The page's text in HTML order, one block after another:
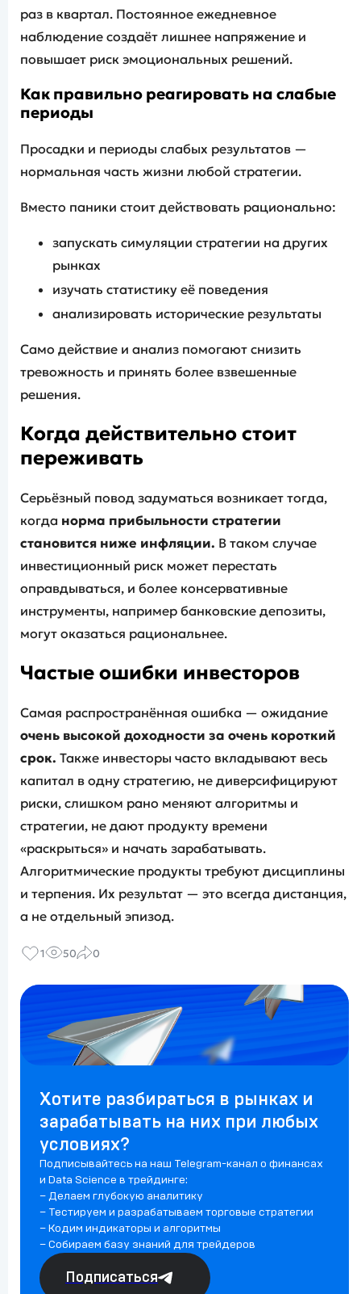
раз в квартал. Постоянное ежедневное
наблюдение создаёт лишнее напряжение и
повышает риск эмоциональных решений.
Как правильно реагировать на слабые
периоды
Просадки и периоды слабых результатов —
нормальная часть жизни любой стратегии.
Вместо паники стоит действовать рационально:
запускать симуляции стратегии на других
рынках
изучать статистику её поведения
анализировать исторические результаты
Само действие и анализ помогают снизить
тревожность и принять более взвешенные
решения.
Когда действительно стоит
переживать
Серьёзный повод задуматься возникает тогда,
когда норма прибыльности стратегии
становится ниже инфляции. В таком случае
инвестиционный риск может перестать
оправдываться, и более консервативные
инструменты, например банковские депозиты,
могут оказаться рациональнее.
Частые ошибки инвесторов
Самая распространённая ошибка — ожидание
очень высокой доходности за очень короткий
срок. Также инвесторы часто вкладывают весь
капитал в одну стратегию, не диверсифицируют
риски, слишком рано меняют алгоритмы и
стратегии, не дают продукту времени
«раскрыться» и начать зарабатывать.
Алгоритмические продукты требуют дисциплины
и терпения. Их результат — это всегда дистанция,
а не отдельный эпизод.
1 50 0
Хотите разбираться в рынках и
зарабатывать на них при любых
условиях?
Подписывайтесь на наш Telegram-канал о финансах
и Data Science в трейдинге:
– Делаем глубокую аналитику
– Тестируем и разрабатываем торговые стратегии
– Кодим индикаторы и алгоритмы
– Собираем базу знаний для трейдеров
Подписаться